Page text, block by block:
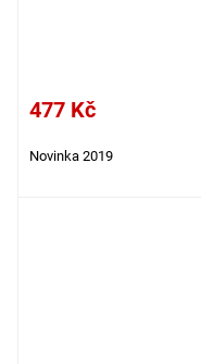
477 Kč
Novinka 2019